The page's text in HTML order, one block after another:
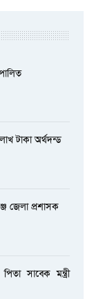
টাকা অর্থদন্ড
জেলা প্রশাসক
সাবেক মন্ত্রী